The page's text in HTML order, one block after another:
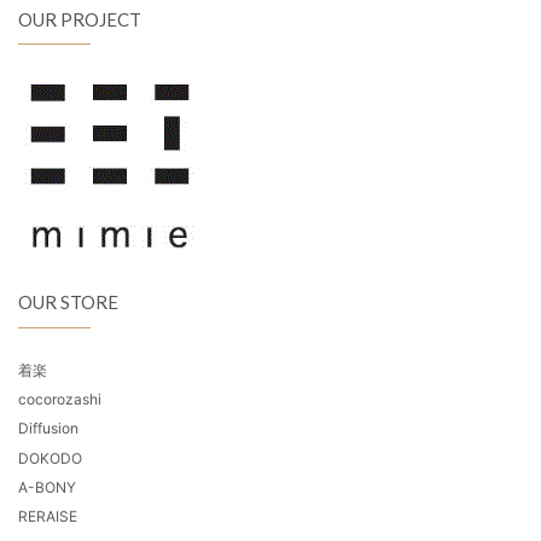
OUR PROJECT
OUR STORE
着楽
cocorozashi
Diffusion
DOKODO
A-BONY
RERAISE